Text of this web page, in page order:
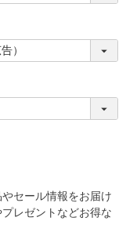
セール情報をお届け
レゼントなどお得な